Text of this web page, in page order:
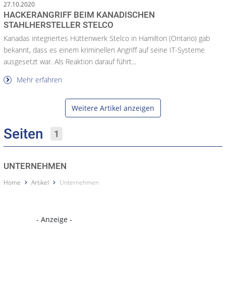
27.10.2020
HACKERANGRIFF BEIM KANADISCHEN
STAHLHERSTELLER STELCO
Kanadas integriertes Hüttenwerk Stelco in Hamilton (Ontario) gab
bekannt, dass es einem kriminellen Angriff auf seine IT-Systeme
ausgesetzt war. Als Reaktion darauf führt...
Mehr erfahren
Weitere Artikel anzeigen
Seiten 1
UNTERNEHMEN
Home Artikel Unternehmen
- Anzeige -